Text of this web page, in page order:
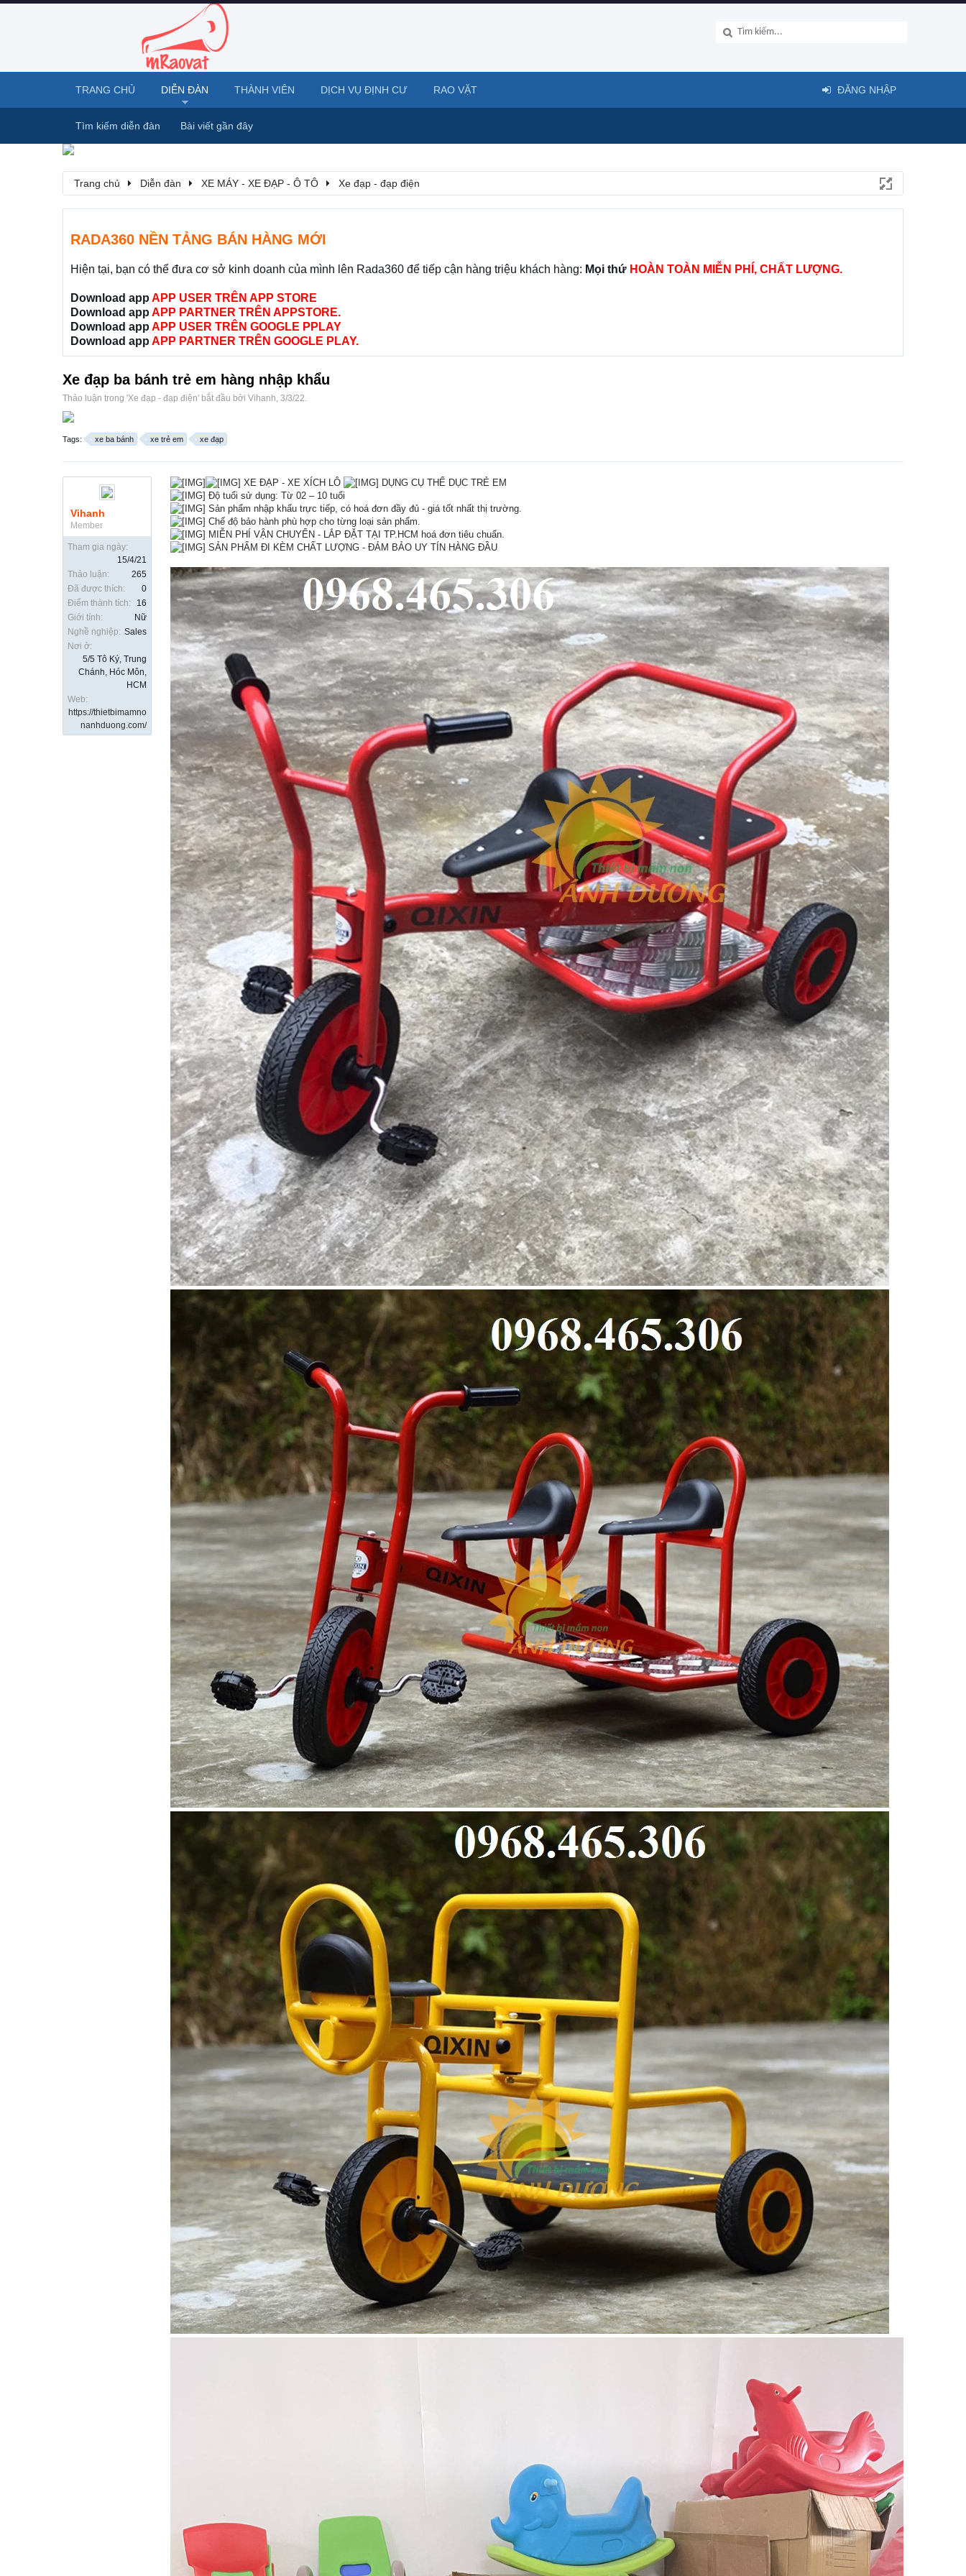
Trang chủ Diễn đàn XE MÁY - XE ĐẠP - Ô TÔ Xe đạp - đạp điện
RADA360 NỀN TẢNG BÁN HÀNG MỚI
Hiện tại, bạn có thể đưa cơ sở kinh doanh của mình lên Rada360 để tiếp cận hàng triệu khách hàng: Mọi thứ HOÀN TOÀN MIỄN PHÍ, CHẤT LƯỢNG.
Download app APP USER TRÊN APP STORE
Download app APP PARTNER TRÊN APPSTORE.
Download app APP USER TRÊN GOOGLE PPLAY
Download app APP PARTNER TRÊN GOOGLE PLAY.
Xe đạp ba bánh trẻ em hàng nhập khẩu
Thảo luận trong 'Xe đạp - đạp điện' bắt đầu bởi Vihanh, 3/3/22.
Tags: xe ba bánh xe trẻ em xe đạp
Vihanh
Member
Tham gia ngày:
15/4/21
Thảo luận:
265
Đã được thích:
0
Điểm thành tích:
16
Giới tính:
Nữ
Nghề nghiệp: Sales
Nơi ở:
5/5 Tô Ký, Trung
Chánh, Hóc Môn,
HCM
Web:
https://thietbimamno
nanhduong.com/
XE ĐẠP - XE XÍCH LÔ
DỤNG CỤ THỂ DỤC TRẺ EM
Độ tuổi sử dụng: Từ 02 – 10 tuổi
Sản phẩm nhập khẩu trực tiếp, có hoá đơn đầy đủ - giá tốt nhất thị trường.
Chế độ bảo hành phù hợp cho từng loại sản phẩm.
MIỄN PHÍ VẬN CHUYỂN - LẮP ĐẶT TẠI TP.HCM hoá đơn tiêu chuẩn.
SẢN PHẨM ĐI KÈM CHẤT LƯỢNG - ĐẢM BẢO UY TÍN HÀNG ĐẦU
TRANG CHỦ DIỄN ĐÀN
Tìm kiếm diễn đàn Bài viết gần đây
THÀNH VIÊN DỊCH VỤ ĐỊNH CƯ RAO VẶT ĐĂNG NHẬP